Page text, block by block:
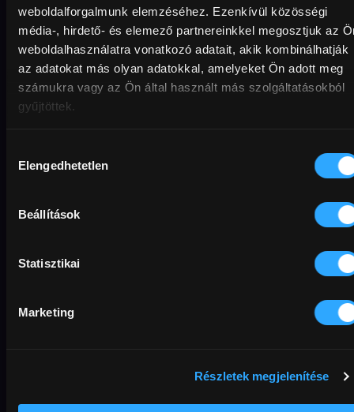
weboldalforgalmunk elemzéséhez. Ezenkívül közösségi
média-, hirdető- és elemező partnereinkkel megosztjuk az
weboldalhasználatra vonatkozó adatait, akik kombinálhatják
az adatokat más olyan adatokkal, amelyeket Ön adott meg
számukra vagy az Ön által használt más szolgáltatásokból
gyűjtöttek.
kiválasztása
Elengedhetetlen
Beállítások
Statisztikai
Marketing
Részletek megjelenítése
Golda
Lefkovicsék